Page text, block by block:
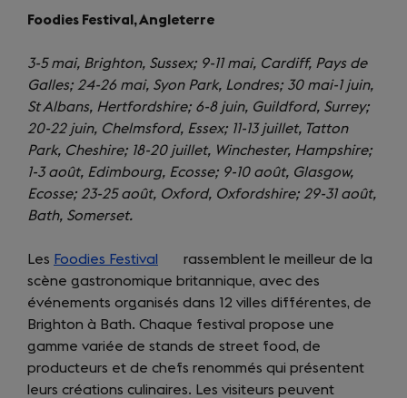
Foodies Festival, Angleterre
3-5 mai, Brighton, Sussex; 9-11 mai, Cardiff, Pays de
Galles; 24-26 mai, Syon Park, Londres; 30 mai-1 juin,
St Albans, Hertfordshire; 6-8 juin, Guildford, Surrey;
20-22 juin, Chelmsford, Essex; 11-13 juillet, Tatton
Park, Cheshire; 18-20 juillet, Winchester, Hampshire;
1-3 août, Edimbourg, Ecosse; 9-10 août, Glasgow,
Ecosse; 23-25 août, Oxford, Oxfordshire; 29-31 août,
Bath, Somerset.
Les Foodies Festival
(opens
in
a
new
tab)
rassemblent le meilleur de la
scène gastronomique britannique, avec des
événements organisés dans 12 villes différentes, de
Brighton à Bath. Chaque festival propose une
gamme variée de stands de street food, de
producteurs et de chefs renommés qui présentent
leurs créations culinaires. Les visiteurs peuvent